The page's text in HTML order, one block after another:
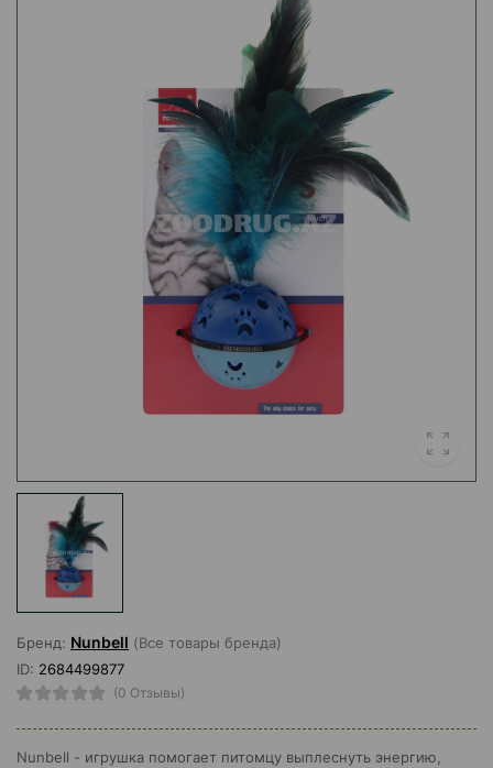
Бренд: Nunbell (Все товары бренда)
ID: 2684499877
(0 Отзывы)
Nunbell - игрушка помогает питомцу выплеснуть энергию,